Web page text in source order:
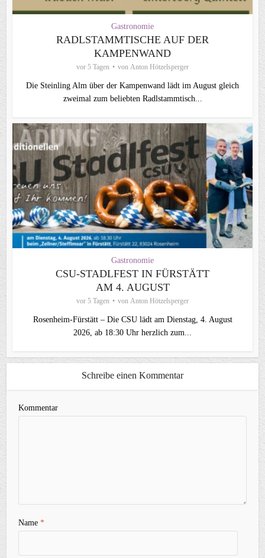
Gastronomie
RADLSTAMMTISCHE AUF DER
KAMPENWAND
vor 5 Tagen von Anton Hötzelsperger
Die Steinling Alm über der Kampenwand lädt im August gleich
zweimal zum beliebten Radlstammtisch...
Gastronomie
CSU‑STADLFEST IN FÜRSTÄTT
AM 4. AUGUST
vor 5 Tagen von Anton Hötzelsperger
Rosenheim‑Fürstätt – Die CSU lädt am Dienstag, 4. August
2026, ab 18:30 Uhr herzlich zum...
Schreibe einen Kommentar
Kommentar
Name*